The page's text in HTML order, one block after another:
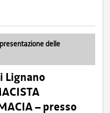
delle
Lignano
– presso